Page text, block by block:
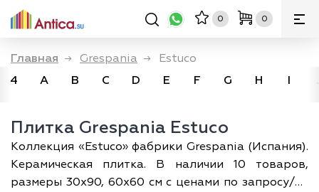
0 0
Главная → Grespania →
Estuco
4
A B C D E F G H I
Плитка Grespania Estuco
Коллекция «Estuco» фабрики Grespania (Испания).
Керамическая плитка. В наличии 10 товаров,
размеры 30х90, 60х60 см с ценами по запросу/м².